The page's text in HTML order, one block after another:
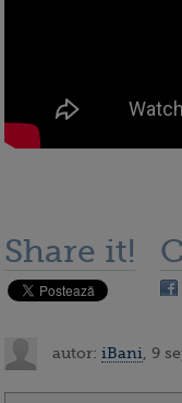
Share it!
autor: iBani , 9